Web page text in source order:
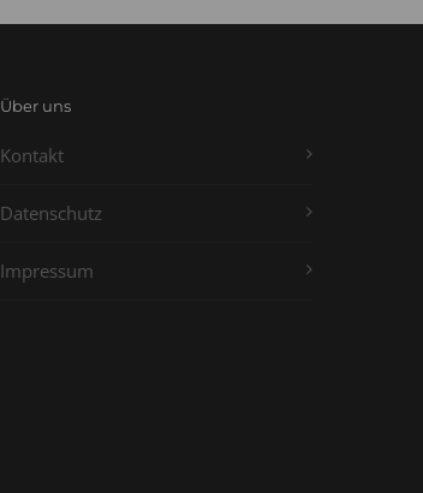
Über uns
Kontakt
Datenschutz
Impressum